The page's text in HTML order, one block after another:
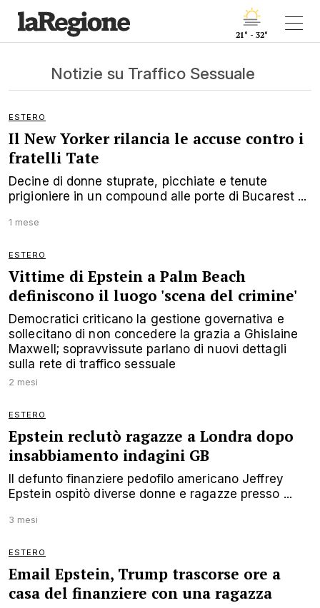
21° - 32°
Notizie su Traffico Sessuale
ESTERO
Il New Yorker rilancia le accuse contro i
fratelli Tate
Decine di donne stuprate, picchiate e tenute
prigioniere in un compound alle porte di Bucarest ...
1 mese
ESTERO
Vittime di Epstein a Palm Beach
definiscono il luogo 'scena del crimine'
Democratici criticano la gestione governativa e
sollecitano di non concedere la grazia a Ghislaine
Maxwell; sopravvissute parlano di nuovi dettagli
sulla rete di traffico sessuale
2 mesi
ESTERO
Epstein reclutò ragazze a Londra dopo
insabbiamento indagini GB
Il defunto finanziere pedofilo americano Jeffrey
Epstein ospitò diverse donne e ragazze presso ...
3 mesi
ESTERO
Email Epstein, Trump trascorse ore a
casa del finanziere con una ragazza